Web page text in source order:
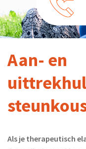
Aan- en
Als je therapeutisch